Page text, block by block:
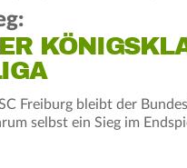
Freiburg bleibt der
selbst ein Sieg im